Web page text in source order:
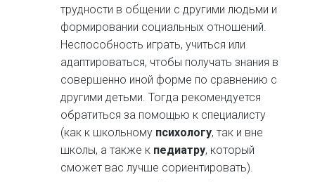
трудности в общении с другими людьми и
формировании социальных отношений.
Неспособность играть, учиться или
адаптироваться, чтобы получать знания в
совершенно иной форме по сравнению с
другими детьми. Тогда рекомендуется
обратиться за помощью к специалисту
(как к школьному психологу, так и вне
школы, а также к педиатру, который
сможет вас лучше сориентировать).